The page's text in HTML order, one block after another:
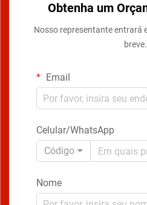
Obtenha um
Nosso representante entrará
breve.
Email
Celular/WhatsApp
Código
Nome